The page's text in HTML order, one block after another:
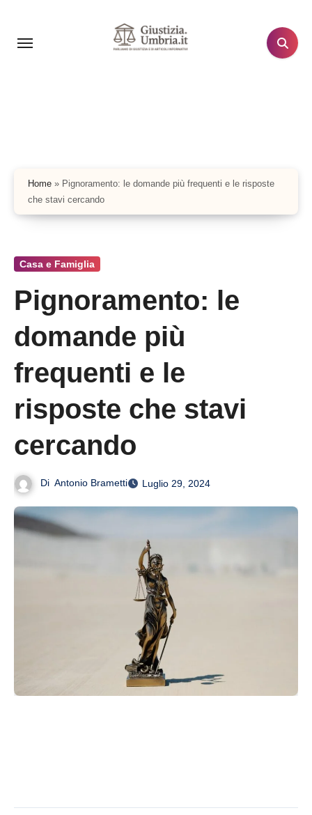
contenuto
Home » Pignoramento: le domande più frequenti e le risposte
che stavi cercando
Casa e Famiglia
Pignoramento: le
domande più
frequenti e le
risposte che stavi
cercando
Di Antonio Brametti Luglio 29, 2024